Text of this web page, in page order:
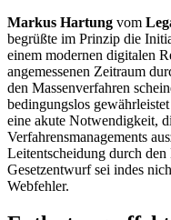
Markus Hartung vom
begrüßte im Prinzip die
einem modernen digitalen
angemessenen Zeitraum
den Massenverfahren
bedingungslos
eine akute Notwendigkeit,
Verfahrensmanagements
Leitentscheidung durch
Gesetzentwurf sei indes
Webfehler.